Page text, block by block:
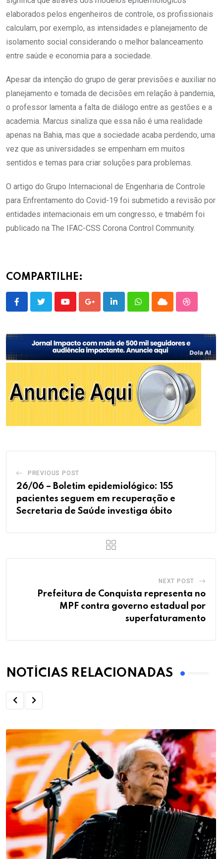
elaborados pelos engenheiros de controle, os profissionais
calculam, por exemplo, as intensidades e planejamento de
isolamento social considerando o melhor balanceamento
entre saúde e economia para a sociedade.
Apesar da intenção do grupo de gerar previsões e auxiliar no
planejamento e tomada de decisões em relação à pandemia,
o professor lamenta a falta de diálogo entre as gestões e a
academia. Marcus sinaliza que essa não é uma realidade
apenas na Bahia, mas que a sociedade acaba perdendo, uma
vez que as universidades se empenham em muitos
sentidos e temas para criar soluções para problemas.
O artigo do Grupo Internacional de Engenharia de Controle
para Enfrentamento do Covid-19 foi submetido a revisão por
entidades internacionais em um congresso, e tmabém foi
publicado na The IFAC-CSS Corona Control Community.
COMPARTILHE:
YoutubeGoogle+LinkedInWhatsappCloud
PREVIOUS POST
26/06 – Boletim epidemiológico: 155
pacientes seguem em recuperação e
Secretaria de Saúde investiga óbito
NEXT POST
Prefeitura de Conquista representa no
MPF contra governo estadual por
superfaturamento
NOTÍCIAS RELACIONADAS